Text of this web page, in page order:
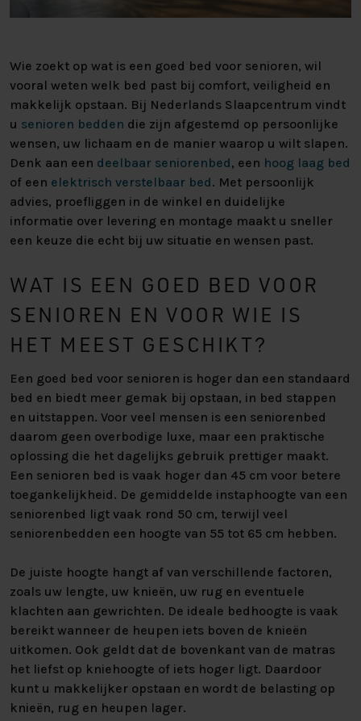
Wie zoekt op wat is een goed bed voor senioren, wil
vooral weten welk bed past bij comfort, veiligheid en
makkelijk opstaan. Bij Nederlands Slaapcentrum vindt
u senioren bedden die zijn afgestemd op persoonlijke
wensen, uw lichaam en de manier waarop u wilt slapen.
Denk aan een deelbaar seniorenbed, een hoog laag bed
of een elektrisch verstelbaar bed. Met persoonlijk
advies, proefliggen in de winkel en duidelijke
informatie over levering en montage maakt u sneller
een keuze die echt bij uw situatie en wensen past.
WAT IS EEN GOED BED VOOR
SENIOREN EN VOOR WIE IS
HET MEEST GESCHIKT?
Een goed bed voor senioren is hoger dan een standaard
bed en biedt meer gemak bij opstaan, in bed stappen
en uitstappen. Voor veel mensen is een seniorenbed
daarom geen overbodige luxe, maar een praktische
oplossing die het dagelijks gebruik prettiger maakt.
Een senioren bed is vaak hoger dan 45 cm voor betere
toegankelijkheid. De gemiddelde instaphoogte van een
seniorenbed ligt vaak rond 50 cm, terwijl veel
seniorenbedden een hoogte van 55 tot 65 cm hebben.
De juiste hoogte hangt af van verschillende factoren,
zoals uw lengte, uw knieën, uw rug en eventuele
klachten aan gewrichten. De ideale bedhoogte is vaak
bereikt wanneer de heupen iets boven de knieën
uitkomen. Ook geldt dat de bovenkant van de matras
het liefst op kniehoogte of iets hoger ligt. Daardoor
kunt u makkelijker opstaan en wordt de belasting op
knieën, rug en heupen lager.